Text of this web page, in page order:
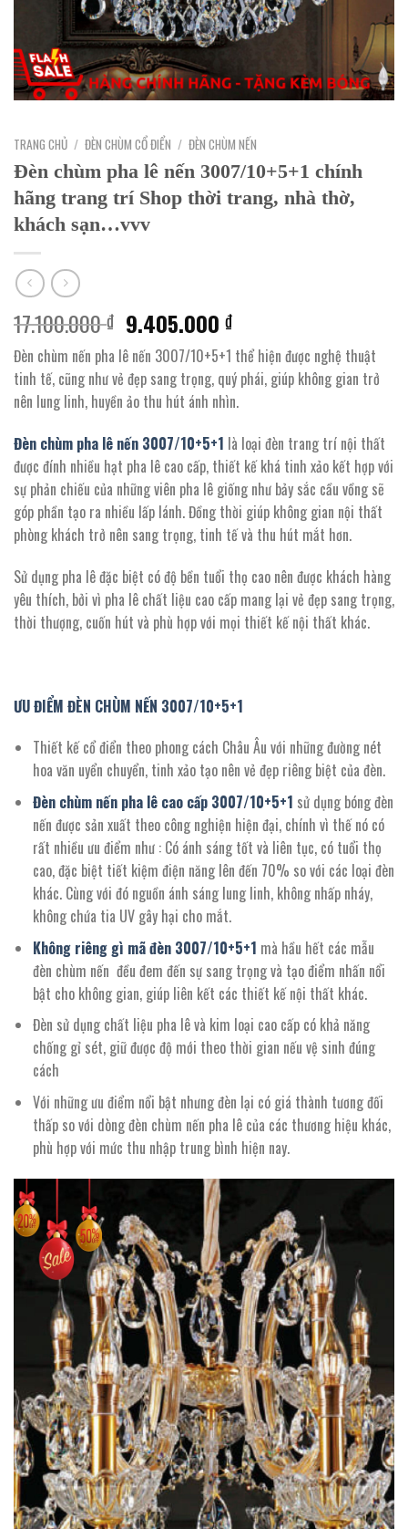
TRANG CHỦ / ĐÈN CHÙM CỔ ĐIỂN / ĐÈN CHÙM NẾN
Đèn chùm pha lê nến 3007/10+5+1 chính
hãng trang trí Shop thời trang, nhà thờ,
khách sạn…vvv
17.100.000₫ Giá
gốc
là:
17.100.000 ₫.
9.405.000₫Giá
hiện
tại
là:
9.405.000 ₫.
Đèn chùm nến pha lê nến 3007/10+5+1 thể hiện được nghệ thuật
tinh tế, cũng như vẻ đẹp sang trọng, quý phái, giúp không gian trở
nên lung linh, huyền ảo thu hút ánh nhìn.
Đèn chùm pha lê nến 3007/10+5+1 là loại đèn trang trí nội thất
được đính nhiều hạt pha lê cao cấp, thiết kế khá tinh xảo kết hợp với
sự phản chiếu của những viên pha lê giống như bảy sắc cầu vồng sẽ
góp phần tạo ra nhiều lấp lánh. Đồng thời giúp không gian nội thất
phòng khách trở nên sang trọng, tinh tế và thu hút mắt hơn.
Sử dụng pha lê đặc biệt có độ bền tuổi thọ cao nên được khách hàng
yêu thích, bởi vì pha lê chất liệu cao cấp mang lại vẻ đẹp sang trọng,
thời thượng, cuốn hút và phù hợp với mọi thiết kế nội thất khác.
ƯU ĐIỂM ĐÈN CHÙM NẾN 3007/10+5+1
Thiết kế cổ điển theo phong cách Châu Âu với những đường nét
hoa văn uyển chuyển, tinh xảo tạo nên vẻ đẹp riêng biệt của đèn.
Đèn chùm nến pha lê cao cấp 3007/10+5+1 sử dụng bóng đèn
nến được sản xuất theo công nghiện hiện đại, chính vì thế nó có
rất nhiều ưu điểm như : Có ánh sáng tốt và liên tục, có tuổi thọ
cao, đặc biệt tiết kiệm điện năng lên đến 70% so với các loại đèn
khác. Cùng với đó nguồn ánh sáng lung linh, không nhấp nháy,
không chứa tia UV gây hại cho mắt.
Không riêng gì mã đèn 3007/10+5+1 mà hầu hết các mẫu
đèn chùm nến đều đem đến sự sang trọng và tạo điểm nhấn nổi
bật cho không gian, giúp liên kết các thiết kế nội thất khác.
Đèn sử dụng chất liệu pha lê và kim loại cao cấp có khả năng
chống gỉ sét, giữ được độ mới theo thời gian nếu vệ sinh đúng
cách
Với những ưu điểm nổi bật nhưng đèn lại có giá thành tương đối
thấp so với dòng đèn chùm nến pha lê của các thương hiệu khác,
phù hợp với mức thu nhập trung bình hiện nay.